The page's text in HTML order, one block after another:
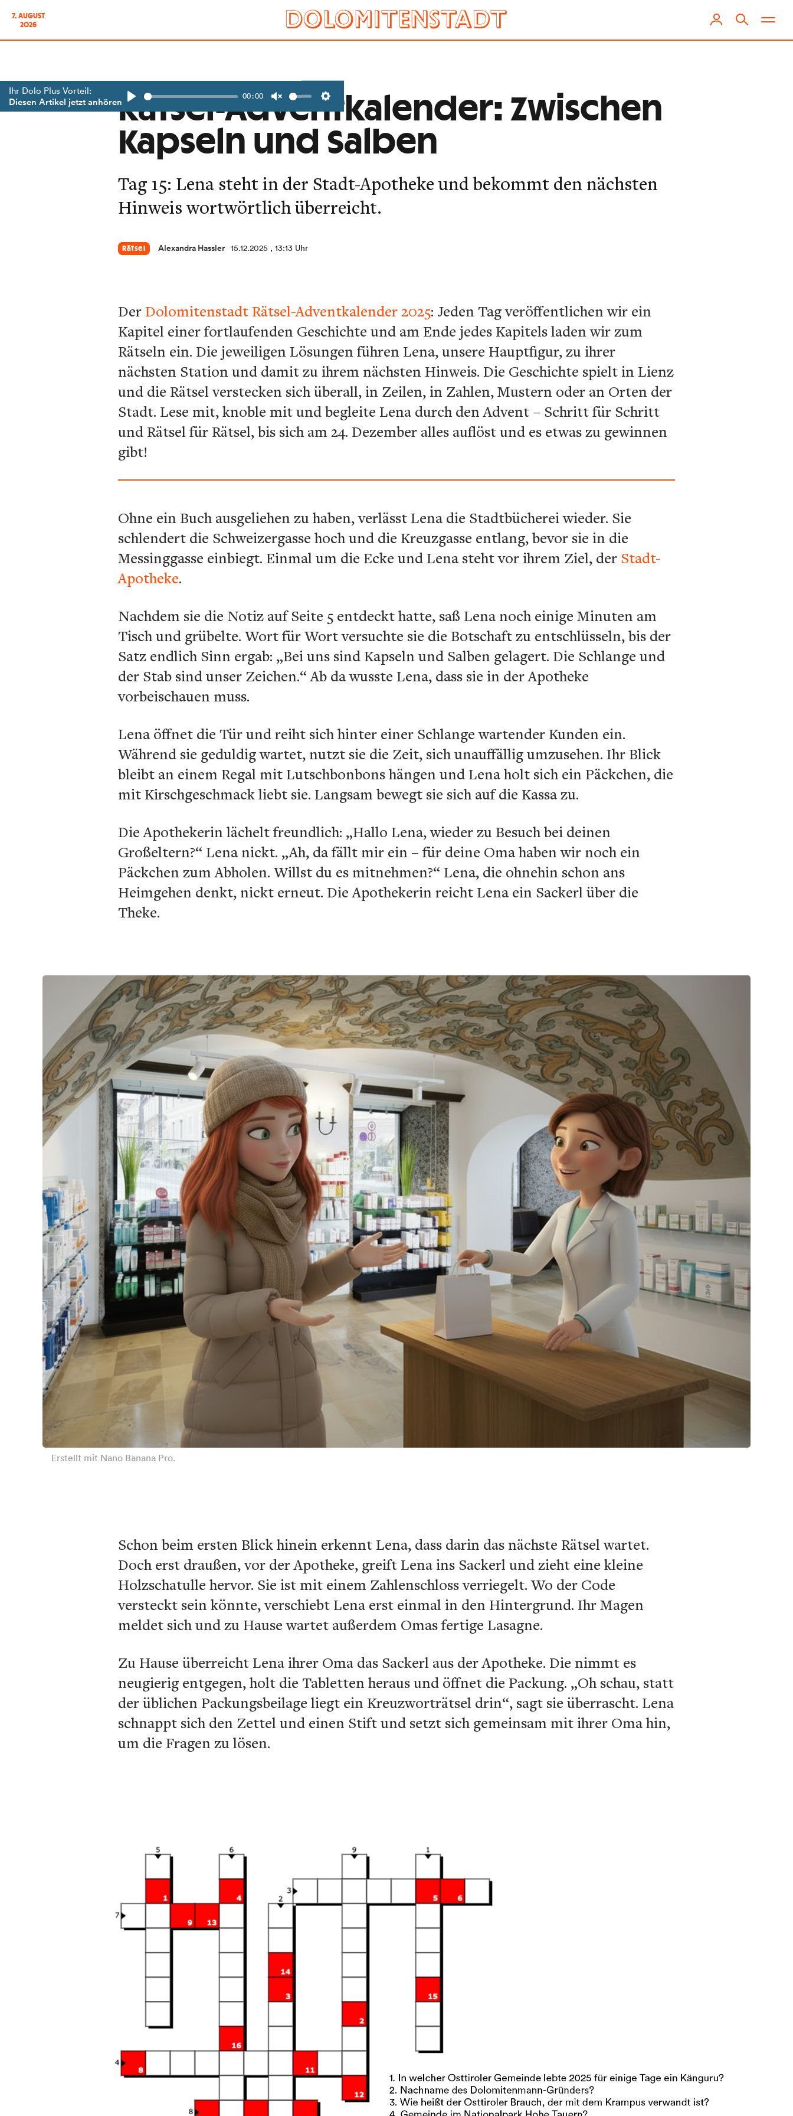
7. AUGUST
2026
Ihr Dolo Plus Vorteil:
Diesen Artikel jetzt anhören 00:00
Settings
Rätsel-Adventkalender: Zwischen
Kapseln und Salben
Tag 15: Lena steht in der Stadt-Apotheke und bekommt den nächsten
Hinweis wortwörtlich überreicht.
Rätsel Alexandra Hassler 15.12.2025 , 13:13 Uhr
Der Dolomitenstadt Rätsel-Adventkalender 2025: Jeden Tag veröffentlichen wir ein
Kapitel einer fortlaufenden Geschichte und am Ende jedes Kapitels laden wir zum
Rätseln ein. Die jeweiligen Lösungen führen Lena, unsere Hauptfigur, zu ihrer
nächsten Station und damit zu ihrem nächsten Hinweis. Die Geschichte spielt in Lienz
und die Rätsel verstecken sich überall, in Zeilen, in Zahlen, Mustern oder an Orten der
Stadt. Lese mit, knoble mit und begleite Lena durch den Advent – Schritt für Schritt
und Rätsel für Rätsel, bis sich am 24. Dezember alles auflöst und es etwas zu gewinnen
gibt!
Ohne ein Buch ausgeliehen zu haben, verlässt Lena die Stadtbücherei wieder. Sie
schlendert die Schweizergasse hoch und die Kreuzgasse entlang, bevor sie in die
Messinggasse einbiegt. Einmal um die Ecke und Lena steht vor ihrem Ziel, der Stadt-
Apotheke.
Nachdem sie die Notiz auf Seite 5 entdeckt hatte, saß Lena noch einige Minuten am
Tisch und grübelte. Wort für Wort versuchte sie die Botschaft zu entschlüsseln, bis der
Satz endlich Sinn ergab: „Bei uns sind Kapseln und Salben gelagert. Die Schlange und
der Stab sind unser Zeichen.“ Ab da wusste Lena, dass sie in der Apotheke
vorbeischauen muss.
Lena öffnet die Tür und reiht sich hinter einer Schlange wartender Kunden ein.
Während sie geduldig wartet, nutzt sie die Zeit, sich unauffällig umzusehen. Ihr Blick
bleibt an einem Regal mit Lutschbonbons hängen und Lena holt sich ein Päckchen, die
mit Kirschgeschmack liebt sie. Langsam bewegt sie sich auf die Kassa zu.
Die Apothekerin lächelt freundlich: „Hallo Lena, wieder zu Besuch bei deinen
Großeltern?“ Lena nickt. „Ah, da fällt mir ein – für deine Oma haben wir noch ein
Päckchen zum Abholen. Willst du es mitnehmen?“ Lena, die ohnehin schon ans
Heimgehen denkt, nickt erneut. Die Apothekerin reicht Lena ein Sackerl über die
Theke.
Erstellt mit Nano Banana Pro.
Schon beim ersten Blick hinein erkennt Lena, dass darin das nächste Rätsel wartet.
Doch erst draußen, vor der Apotheke, greift Lena ins Sackerl und zieht eine kleine
Holzschatulle hervor. Sie ist mit einem Zahlenschloss verriegelt. Wo der Code
versteckt sein könnte, verschiebt Lena erst einmal in den Hintergrund. Ihr Magen
meldet sich und zu Hause wartet außerdem Omas fertige Lasagne.
Zu Hause überreicht Lena ihrer Oma das Sackerl aus der Apotheke. Die nimmt es
neugierig entgegen, holt die Tabletten heraus und öffnet die Packung. „Oh schau, statt
der üblichen Packungsbeilage liegt ein Kreuzworträtsel drin“, sagt sie überrascht. Lena
schnappt sich den Zettel und einen Stift und setzt sich gemeinsam mit ihrer Oma hin,
um die Fragen zu lösen.